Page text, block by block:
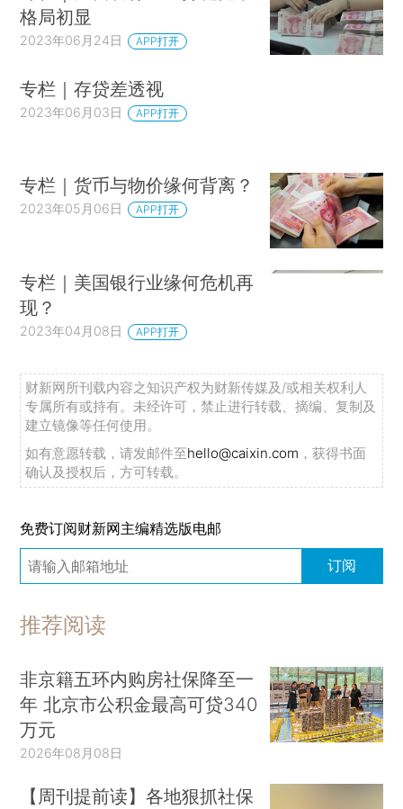
格局初显
2023年06月24日 APP打开
专栏｜存贷差透视
2023年06月03日 APP打开
专栏｜货币与物价缘何背离？
2023年05月06日 APP打开
专栏｜美国银行业缘何危机再
现？
2023年04月08日 APP打开
财新网所刊载内容之知识产权为财新传媒及/或相关权利人
专属所有或持有。未经许可，禁止进行转载、摘编、复制及
建立镜像等任何使用。
如有意愿转载，请发邮件至hello@caixin.com ，获得书面
确认及授权后，方可转载。
免费订阅财新网主编精选版电邮
订阅
推荐阅读
非京籍五环内购房社保降至一
年 北京市公积金最高可贷340
万元
2026年08月08日
【周刊提前读】各地狠抓社保